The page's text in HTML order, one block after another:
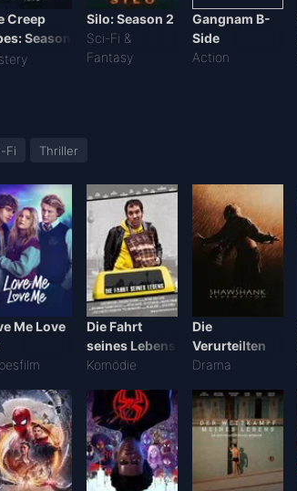
Creep
Season
Silo: Season 2
Sci-Fi &
Fantasy
Gangnam B-
Side
Action
Fi Thriller
Me Love
Die Fahrt
seines Lebens
Komödie
Die
Verurteilten
Drama